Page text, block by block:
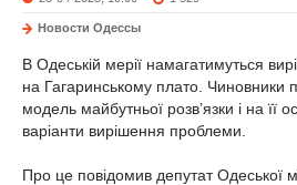
Новости Одессы
В Одеській мерії намагатимуться
на Гагаринському плато. Чиновники
модель майбутньої розв’язки і на її
варіанти вирішення проблеми.
Про це повідомив депутат Одеської